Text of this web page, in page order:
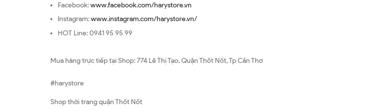
Facebook:www.facebook.com/harystore.vn
Instagram:www.instagram.com/harystore.vn/
HOT Line: 0941 95 95 99
Mua hàng trực tiếp tại Shop: 774 Lê Thị Tạo, Quận Thốt Nốt, Tp Cần Thơ
#harystore
Shop thời trang quận Thốt Nốt